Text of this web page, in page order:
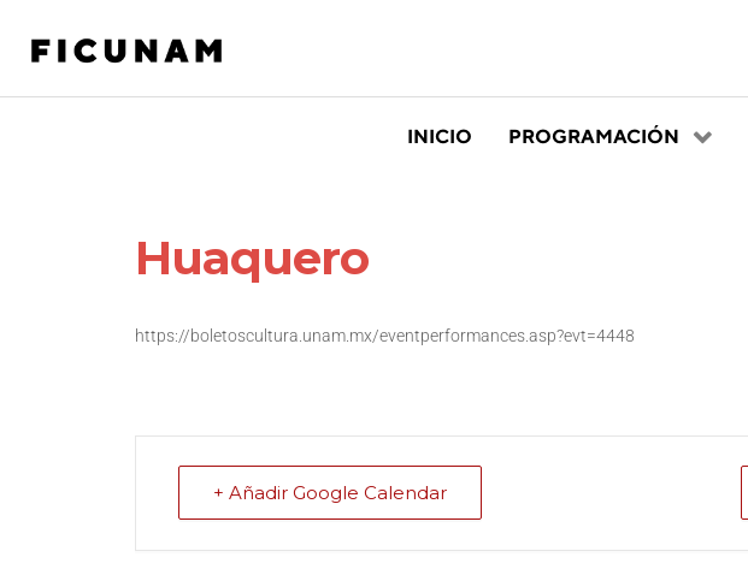
INICIO PROGRAMACIÓN
Huaquero
https://boletoscultura.unam.mx/eventperformances.asp?evt=4448
+ Añadir Google Calendar